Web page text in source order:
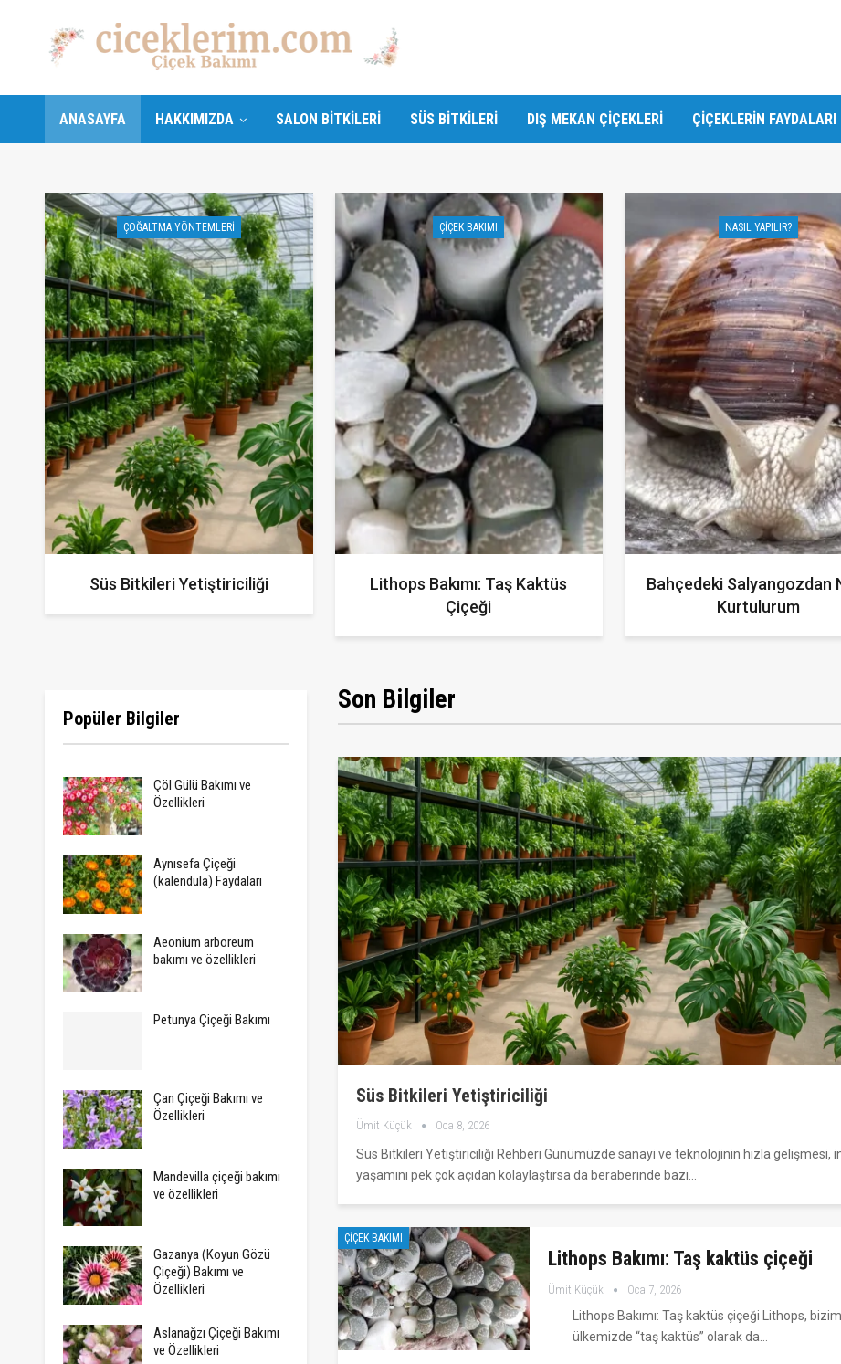
ANASAYFA HAKKIMIZDA SALON BITKILERI SÜS BITKILERI DIŞ MEKAN ÇIÇEKLERI ÇIÇEKLERIN FAYDALARI
ÇOĞALTMA YÖNTEMLERI
Süs Bitkileri Yetiştiriciliği
ÇIÇEK BAKIMI
Lithops Bakımı: Taş Kaktüs
Çiçeği
NASIL YAPILIR?
Bahçedeki Salyangozdan
Kurtulurum
Popüler Bilgiler
Çöl Gülü Bakımı ve
Özellikleri
Aynısefa Çiçeği
(kalendula) Faydaları
Aeonium arboreum
bakımı ve özellikleri
Petunya Çiçeği Bakımı
Çan Çiçeği Bakımı ve
Özellikleri
Mandevilla çiçeği bakımı
ve özellikleri
Gazanya (Koyun Gözü
Çiçeği) Bakımı ve
Özellikleri
Aslanağzı Çiçeği Bakımı
ve Özellikleri
Son Bilgiler
Süs Bitkileri Yetiştiriciliği
Ümit Küçük Oca 8, 2026
Süs Bitkileri Yetiştiriciliği Rehberi Günümüzde sanayi ve teknolojinin hızla gelişmesi,
yaşamını pek çok açıdan kolaylaştırsa da beraberinde bazı…
ÇIÇEK BAKIMI
Lithops Bakımı: Taş kaktüs çiçeği
Ümit Küçük Oca 7, 2026
Lithops Bakımı: Taş kaktüs çiçeği Lithops, bizim
ülkemizde “taş kaktüs” olarak da…